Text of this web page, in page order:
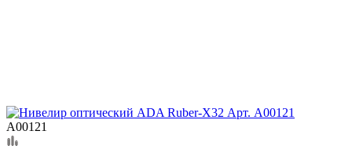
А00121